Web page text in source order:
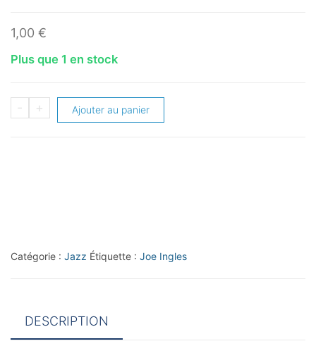
1,00 €
Plus que 1 en stock
-
quantité
Ingles
+ Ajouter au panier
Catégorie : Jazz Étiquette : Joe Ingles
DESCRIPTION